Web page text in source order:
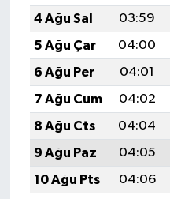
4 Ağu Sal
03:59
5 Ağu Çar
04:00
6 Ağu Per
04:01
7 Ağu Cum
04:02
8 Ağu Cts
04:04
9 Ağu Paz
04:05
10 Ağu Pts
04:06